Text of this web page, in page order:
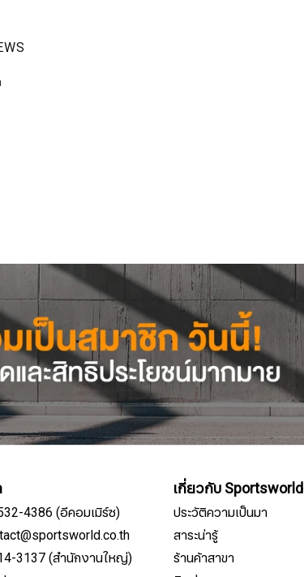
4386 (อีคอมเมิร์ซ)
3137 (สำนักงานใหญ่)
เกี่ยวกับ Sportsworld
ประวัติความเป็นมา
สาระน่ารู้
ร้านค้าสาขา